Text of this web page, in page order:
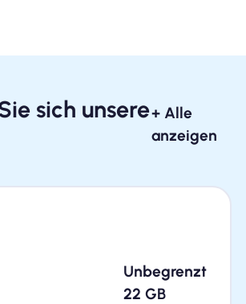
sich unsere+ Alle
anzeigen
Unbegrenzt
22 GB